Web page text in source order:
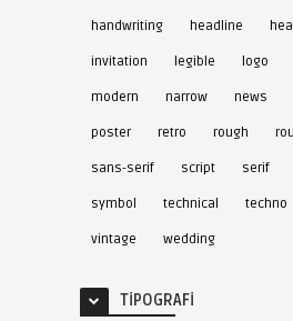
handwriting headline
invitation legible logo
modern narrow news
poster retro rough
sans-serif script serif
symbol technical techno
vintage wedding
TIPOGRAFI